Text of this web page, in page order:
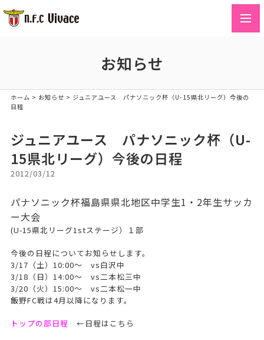
お知らせ
ホーム > お知らせ > ジュニアユース パナソニック杯（U-15県北リーグ）今後の
日程
ジュニアユース パナソニック杯（U-
15県北リーグ）今後の日程
2012/03/12
パナソニック杯福島県県北地区中学生1・2年生サッカ
ー大会
(U-15県北リーグ1stステージ）１部
今後の日程についてお知らせします。
3/17（土）10:00～ vs白沢中
3/18（日）14:00～ vs二本松三中
3/20（火）15:00～ vs二本松一中
飯野FC戦は4月以降になります。
トップの部日程 ←日程はこちら